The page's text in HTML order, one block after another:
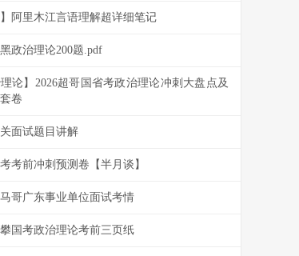
】阿里木江言语理解超详细笔记
政治理论200题.pdf
理论】2026超哥国省考政治理论冲刺大盘点及
卷
面试题目讲解
考前冲刺预测卷【半月谈】
哥广东事业单位面试考情
国考政治理论考前三页纸